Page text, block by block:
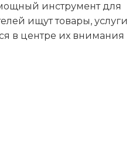
инструмент для
ищут товары, услуги
в центре их внимания